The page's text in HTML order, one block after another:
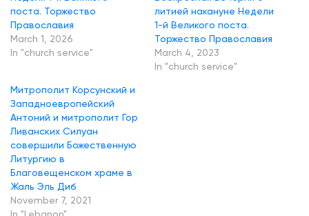
поста. Торжество
Православия
March 1, 2026
In "church service"
литией накануне Недели
1-й Великого поста.
Торжество Православия
March 4, 2023
In "church service"
Митрополит Корсунский и
Западноевропейский
Антоний и митрополит Гор
Ливанских Силуан
совершили Божественную
Литургию в
Благовещенском храме в
Жаль Эль Диб
November 7, 2021